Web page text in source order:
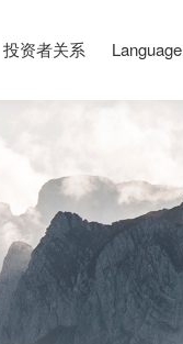
投资者关系 Language